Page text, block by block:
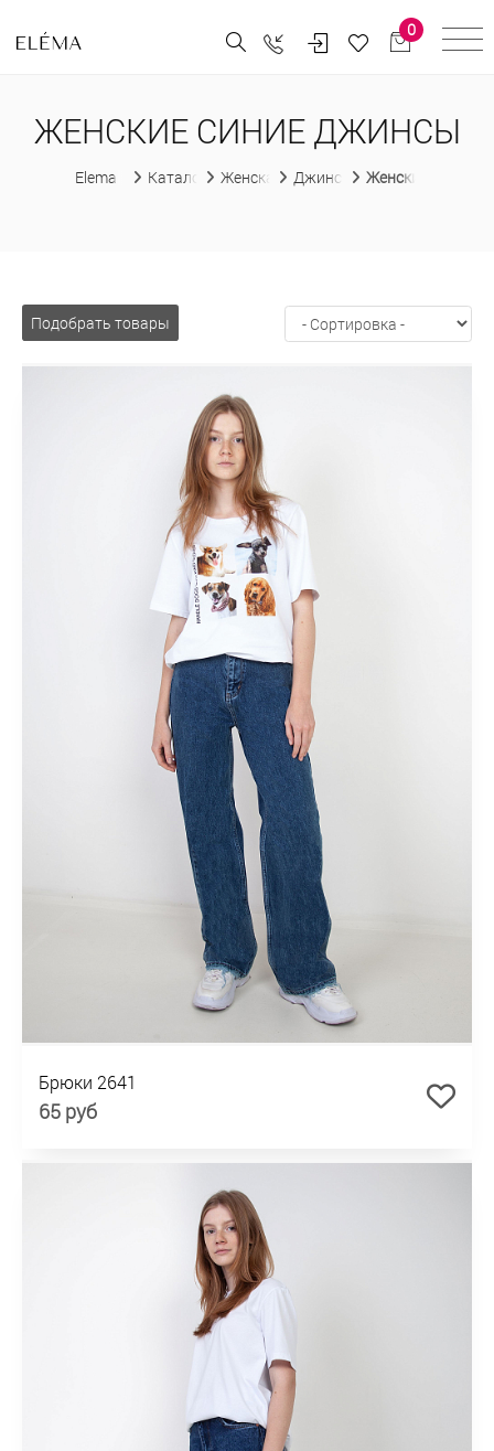
0
ЖЕНСКИЕ СИНИЕ ДЖИНСЫ
Elema Каталог Женская одежда
Джинсы Женские синие
Подобрать товары
Брюки 2641
65 руб